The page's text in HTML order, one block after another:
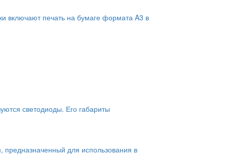
включают печать на бумаге формата A3 в
светодиоды. Его габариты
для использования в